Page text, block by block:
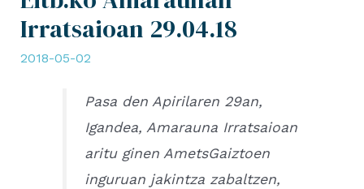
Irratsaioan 29.04.18
2018-05-02
Pasa den Apirilaren 29an,
Igandea, Amarauna Irratsaioan
aritu ginen AmetsGaiztoen
inguruan jakintza zabaltzen,